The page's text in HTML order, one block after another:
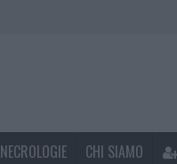
NECROLOGIE CHI SIAMO